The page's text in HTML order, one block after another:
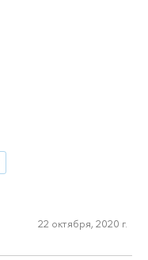
22 октября, 2020 г.